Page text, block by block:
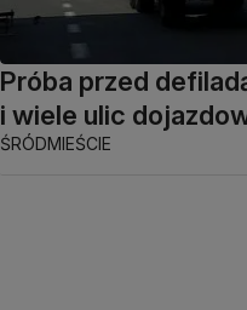
Próba przed
i wiele ulic
ŚRÓDMIEŚCIE